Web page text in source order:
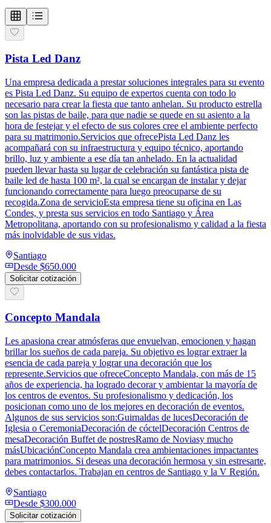
Pista Led Danz
Una empresa dedicada a prestar soluciones integrales para su evento
es Pista Led Danz. Su equipo de expertos cuenta con todo lo
necesario para crear la fiesta que tanto anhelan. Su producto estrella
son las pistas de baile, para que nadie se quede en su asiento a la
hora de festejar y el efecto de sus colores cree el ambiente perfecto
para su matrimonio.Servicios que ofrecePista Led Danz les
acompañará con su infraestructura y equipo técnico, aportando
brillo, luz y ambiente a ese día tan anhelado. En la actualidad
pueden llevar hasta su lugar de celebración su fantástica pista de
baile led de hasta 100 m², la cual se encargan de instalar y dejar
funcionando correctamente para luego preocuparse de su
recogida.Zona de servicioEsta empresa tiene su oficina en Las
Condes, y presta sus servicios en todo Santiago y Área
Metropolitana, aportando con su profesionalismo y calidad a la fiesta
más inolvidable de sus vidas.
Santiago
Desde $650.000
Solicitar cotización
Concepto Mandala
Les apasiona crear atmósferas que envuelvan, emocionen y hagan
brillar los sueños de cada pareja. Su objetivo es lograr extraer la
esencia de cada pareja y lograr una decoración que los
represente.Servicios que ofreceConcepto Mandala, con más de 15
años de experiencia, ha logrado decorar y ambientar la mayoría de
los centros de eventos. Su profesionalismo y dedicación, los
posicionan como uno de los mejores en decoración de eventos.
Algunos de sus servicios son:Guirnaldas de lucesDecoración de
Iglesia o CeremoniaDecoración de cóctelDecoración Centros de
mesaDecoración Buffet de postresRamo de Noviasy mucho
másUbicaciónConcepto Mandala crea ambientaciones impactantes
para matrimonios. Si deseas una decoración hermosa y sin estresarte,
debes contactarlos. Trabajan en centros de Santiago y la V Región.
Santiago
Desde $300.000
Solicitar cotización